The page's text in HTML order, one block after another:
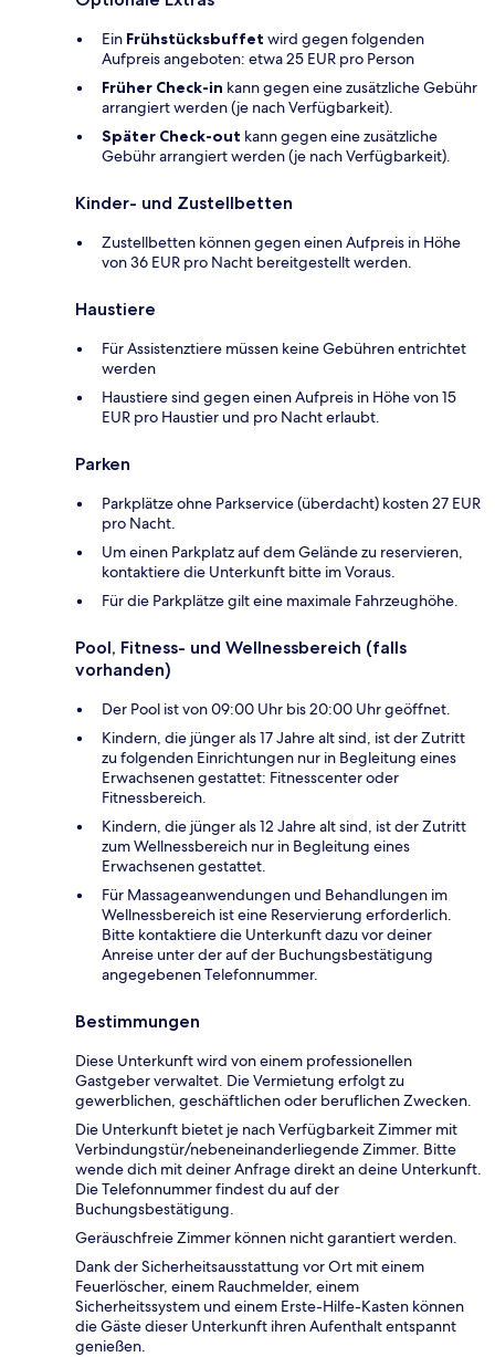
Ein Frühstücksbuffet wird gegen folgenden
Aufpreis angeboten: etwa 25 EUR pro Person
Früher Check-in kann gegen eine zusätzliche Gebühr
arrangiert werden (je nach Verfügbarkeit).
Später Check-out kann gegen eine zusätzliche
Gebühr arrangiert werden (je nach Verfügbarkeit).
Kinder- und Zustellbetten
Zustellbetten können gegen einen Aufpreis in Höhe
von 36 EUR pro Nacht bereitgestellt werden.
Haustiere
Für Assistenztiere müssen keine Gebühren entrichtet
werden
Haustiere sind gegen einen Aufpreis in Höhe von 15
EUR pro Haustier und pro Nacht erlaubt.
Parken
Parkplätze ohne Parkservice (überdacht) kosten 27 EUR
pro Nacht.
Um einen Parkplatz auf dem Gelände zu reservieren,
kontaktiere die Unterkunft bitte im Voraus.
Für die Parkplätze gilt eine maximale Fahrzeughöhe.
Pool, Fitness- und Wellnessbereich (falls
vorhanden)
Der Pool ist von 09:00 Uhr bis 20:00 Uhr geöffnet.
Kindern, die jünger als 17 Jahre alt sind, ist der Zutritt
zu folgenden Einrichtungen nur in Begleitung eines
Erwachsenen gestattet: Fitnesscenter oder
Fitnessbereich.
Kindern, die jünger als 12 Jahre alt sind, ist der Zutritt
zum Wellnessbereich nur in Begleitung eines
Erwachsenen gestattet.
Für Massageanwendungen und Behandlungen im
Wellnessbereich ist eine Reservierung erforderlich.
Bitte kontaktiere die Unterkunft dazu vor deiner
Anreise unter der auf der Buchungsbestätigung
angegebenen Telefonnummer.
Bestimmungen
Diese Unterkunft wird von einem professionellen
Gastgeber verwaltet. Die Vermietung erfolgt zu
gewerblichen, geschäftlichen oder beruflichen Zwecken.
Die Unterkunft bietet je nach Verfügbarkeit Zimmer mit
Verbindungstür/nebeneinanderliegende Zimmer. Bitte
wende dich mit deiner Anfrage direkt an deine Unterkunft.
Die Telefonnummer findest du auf der
Buchungsbestätigung.
Geräuschfreie Zimmer können nicht garantiert werden.
Dank der Sicherheitsausstattung vor Ort mit einem
Feuerlöscher, einem Rauchmelder, einem
Sicherheitssystem und einem Erste-Hilfe-Kasten können
die Gäste dieser Unterkunft ihren Aufenthalt entspannt
genießen.